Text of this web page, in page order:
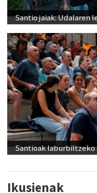
Santio jaiak: Udalaren
Santioak laburbiltzeko
Ikusienak